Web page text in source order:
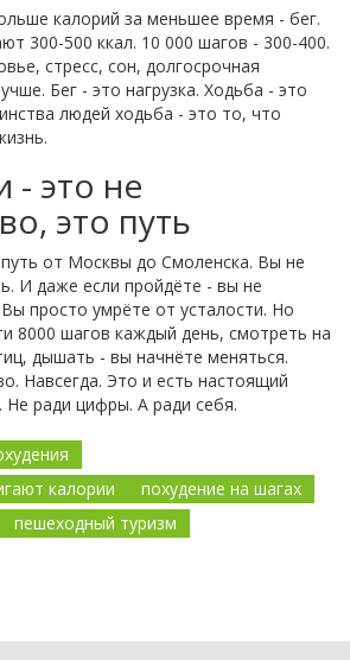
калорий за меньшее время - бег.
300-500 ккал. 10 000 шагов - 300-400.
стресс, сон, долгосрочная
Бег - это нагрузка. Ходьба - это
людей ходьба - это то, что
- это не
это путь
от Москвы до Смоленска. Вы не
И даже если пройдёте - вы не
просто умрёте от усталости. Но
8000 шагов каждый день, смотреть на
дышать - вы начнёте меняться.
Навсегда. Это и есть настоящий
ради цифры. А ради себя.
калории
похудение на шагах
пешеходный туризм